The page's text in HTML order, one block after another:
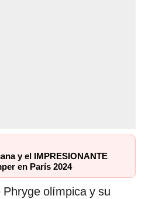
y el IMPRESIONANTE
en París 2024
olímpica y su